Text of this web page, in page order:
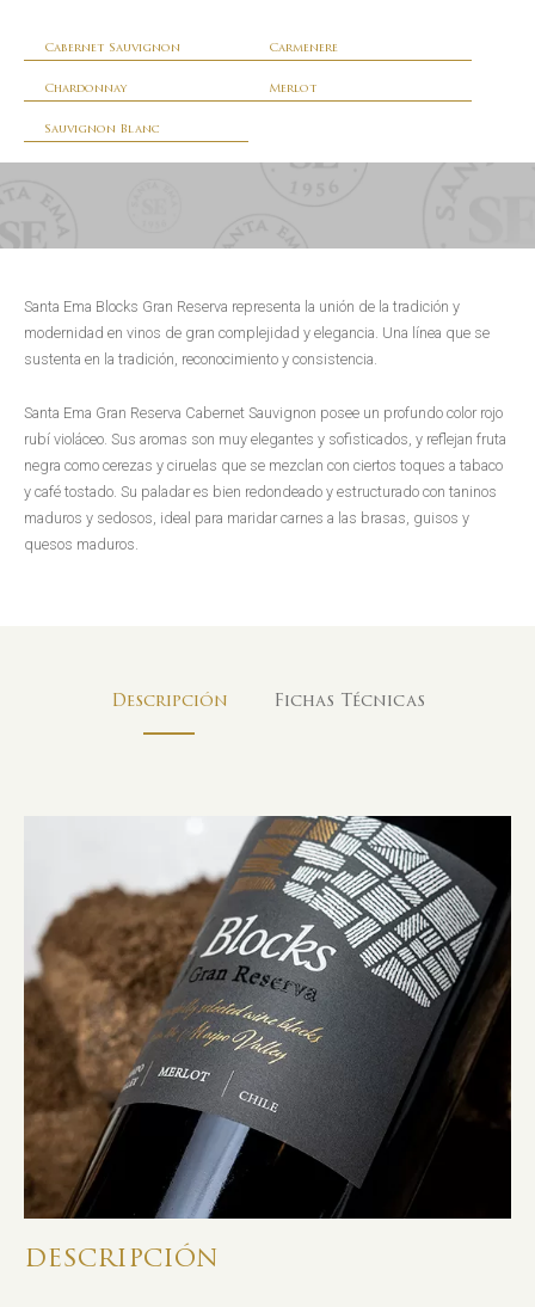
Cabernet Sauvignon Carmenere
Chardonnay Merlot
Sauvignon Blanc
Santa Ema Blocks Gran Reserva representa la unión de la tradición y
modernidad en vinos de gran complejidad y elegancia. Una línea que se
sustenta en la tradición, reconocimiento y consistencia.
Santa Ema Gran Reserva Cabernet Sauvignon posee un profundo color rojo
rubí violáceo. Sus aromas son muy elegantes y sofisticados, y reflejan fruta
negra como cerezas y ciruelas que se mezclan con ciertos toques a tabaco
y café tostado. Su paladar es bien redondeado y estructurado con taninos
maduros y sedosos, ideal para maridar carnes a las brasas, guisos y
quesos maduros.
Descripción Fichas Técnicas
DESCRIPCIÓN